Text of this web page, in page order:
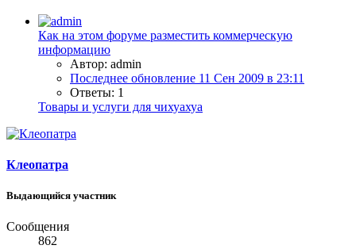
Как на этом форуме разместить коммерческую
информацию
Автор: admin
Последнее обновление 11 Сен 2009 в 23:11
Ответы: 1
Товары и услуги для чихуахуа
Клеопатра
Выдающийся участник
Сообщения
862